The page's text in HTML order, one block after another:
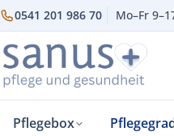
0541 201 986 70 Mo–Fr
Pflegebox